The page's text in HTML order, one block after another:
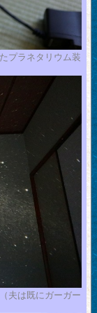
プラネタリウム装
夫は既にガーガー